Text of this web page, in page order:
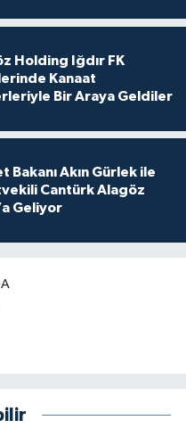
Holding Iğdır FK
Kanaat
Bir Araya Geldiler
Bakanı Akın Gürlek ile
Cantürk Alagöz
Geliyor